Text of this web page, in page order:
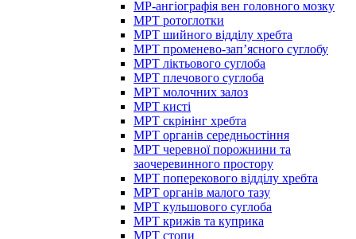
МР-ангіографія вен головного мозку
МРТ ротоглотки
МРТ шийного відділу хребта
МРТ променево-зап’ясного суглобу
МРТ ліктьового суглоба
МРТ плечового суглоба
МРТ молочних залоз
МРТ кисті
МРТ скрінінг хребта
МРТ органів середньостіння
МРТ черевної порожнини та
заочеревинного простору
МРТ поперекового відділу хребта
МРТ органів малого тазу
МРТ кульшового суглоба
МРТ крижів та куприка
МРТ стопи